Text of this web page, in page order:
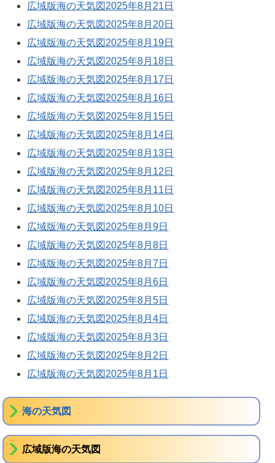
広域版海の天気図2025年8月21日
広域版海の天気図2025年8月20日
広域版海の天気図2025年8月19日
広域版海の天気図2025年8月18日
広域版海の天気図2025年8月17日
広域版海の天気図2025年8月16日
広域版海の天気図2025年8月15日
広域版海の天気図2025年8月14日
広域版海の天気図2025年8月13日
広域版海の天気図2025年8月12日
広域版海の天気図2025年8月11日
広域版海の天気図2025年8月10日
広域版海の天気図2025年8月9日
広域版海の天気図2025年8月8日
広域版海の天気図2025年8月7日
広域版海の天気図2025年8月6日
広域版海の天気図2025年8月5日
広域版海の天気図2025年8月4日
広域版海の天気図2025年8月3日
広域版海の天気図2025年8月2日
広域版海の天気図2025年8月1日
海の天気図
広域版海の天気図